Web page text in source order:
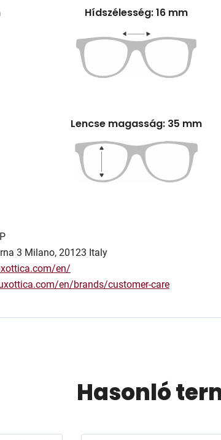
Hídszélesség: 16 mm
Lencse magasság: 35 mm
3 Milano, 20123 Italy
en/
en/brands/customer-care
Hasonló